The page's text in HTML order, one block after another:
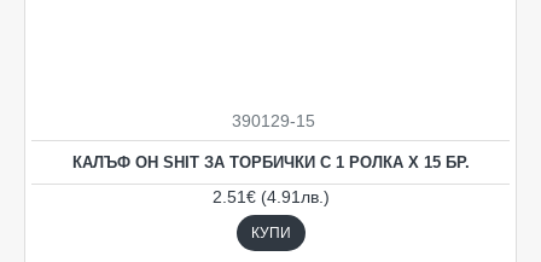
390129-15
КАЛЪФ OH SHIT ЗА ТОРБИЧКИ С 1 РОЛКА Х 15 БР.
2.51€ (4.91лв.)
КУПИ